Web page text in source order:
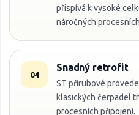
přispívá k vysoké
náročných
04
Snadný retrofit
ST přírubové
klasických čerpadel
procesních připojení.